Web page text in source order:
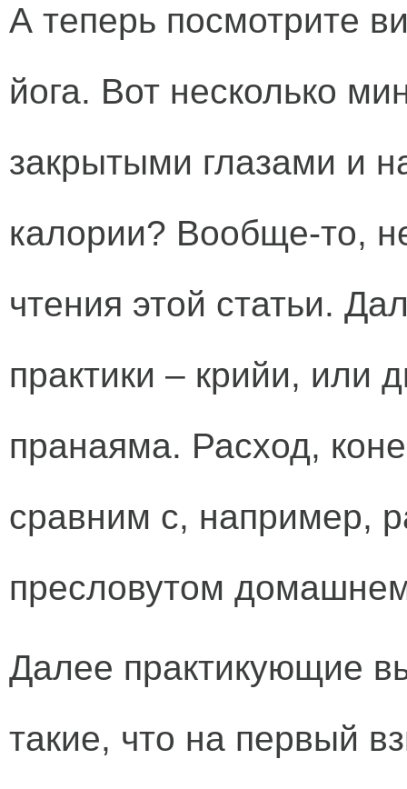
А теперь посмотрите
йога. Вот несколько
закрытыми глазами и
калории? Вообще-то,
чтения этой статьи.
практики – крийи, или
пранаяма. Расход,
сравним с, например,
пресловутом
Далее практикующие
такие, что на первый